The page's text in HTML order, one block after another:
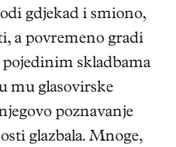
gdjekad i smiono,
a povremeno gradi
skladbama
mu glasovirske
poznavanje
glazbala. Mnoge,